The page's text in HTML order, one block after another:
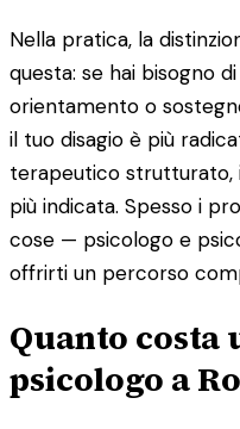
Nella pratica, la
questa: se hai bisogno
orientamento o
il tuo disagio è più
terapeutico strutturato,
più indicata. Spesso i
cose — psicologo e
offrirti un percorso
Quanto costa
psicologo a